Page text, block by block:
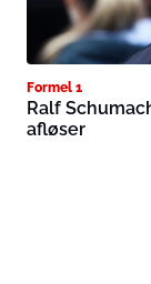
Formel 1
Ralf
afløser